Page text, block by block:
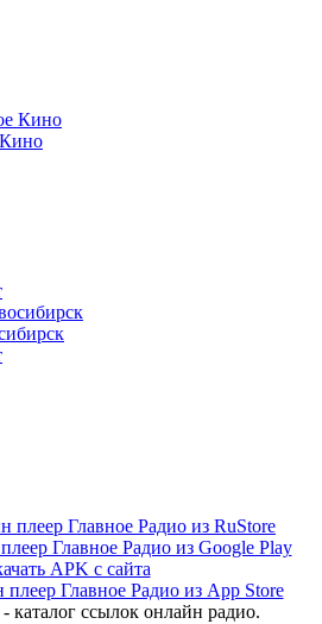
Кино
каталог ссылок онлайн радио.